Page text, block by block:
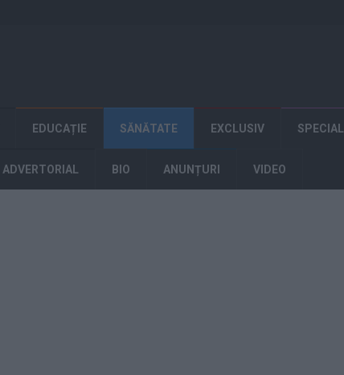
EDUCAȚIE SĂNĂTATE EXCLUSIV SPECIAL
ADVERTORIAL BIO ANUNȚURI VIDEO